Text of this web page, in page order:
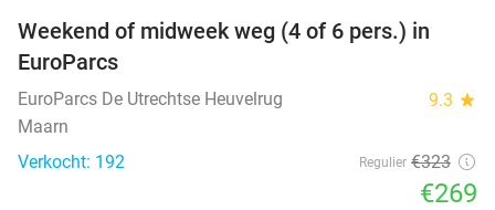
17%
Weekend of midweek weg (4 of 6 pers.) in
EuroParcs
EuroParcs De Utrechtse Heuvelrug 9.3 star
Maarn
Verkocht: 192
Regulier €323
€269